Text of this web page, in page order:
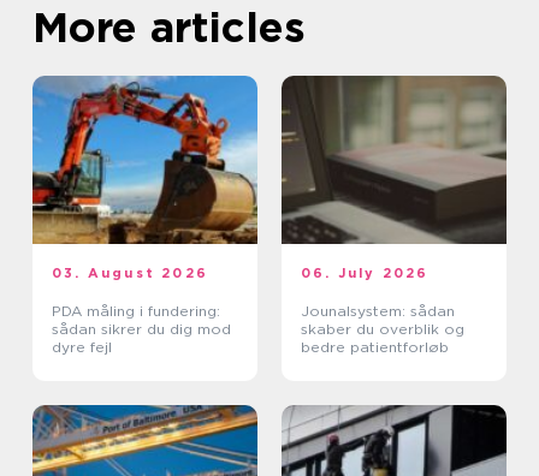
More articles
03. August 2026
PDA måling i fundering:
sådan sikrer du dig mod
dyre fejl
06. July 2026
Jounalsystem: sådan
skaber du overblik og
bedre patientforløb